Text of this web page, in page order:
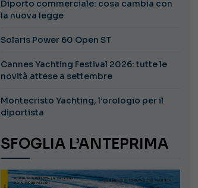
Diporto commerciale: cosa cambia con
la nuova legge
Solaris Power 60 Open ST
Cannes Yachting Festival 2026: tutte le
novità attese a settembre
Montecristo Yachting, l’orologio per il
diportista
SFOGLIA L’ANTEPRIMA